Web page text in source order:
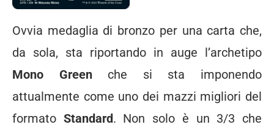
Ovvia medaglia di bronzo per una carta che,
da sola, sta riportando in auge l’archetipo
Mono Greenche si sta imponendo
attualmente come uno dei mazzi migliori del
formato Standard. Non solo è un 3/3 che